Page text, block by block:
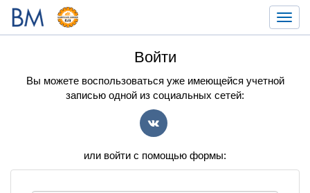
Войти
Вы можете воспользоваться уже имеющейся учетной
записью одной из социальных сетей:
или войти с помощью формы: